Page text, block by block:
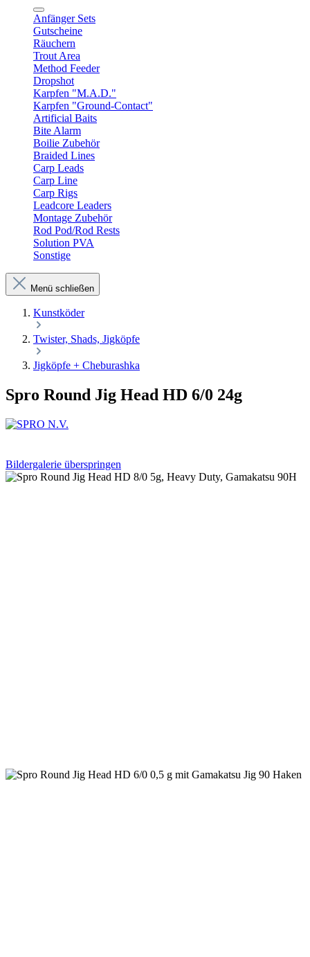
Anfänger Sets
Gutscheine
Räuchern
Trout Area
Method Feeder
Dropshot
Karpfen "M.A.D."
Karpfen "Ground-Contact"
Artificial Baits
Bite Alarm
Boilie Zubehör
Braided Lines
Carp Leads
Carp Line
Carp Rigs
Leadcore Leaders
Montage Zubehör
Rod Pod/Rod Rests
Solution PVA
Sonstige
Menü schließen
Kunstköder
Twister, Shads, Jigköpfe
Jigköpfe + Cheburashka
Spro Round Jig Head HD 6/0 24g
Bildergalerie überspringen